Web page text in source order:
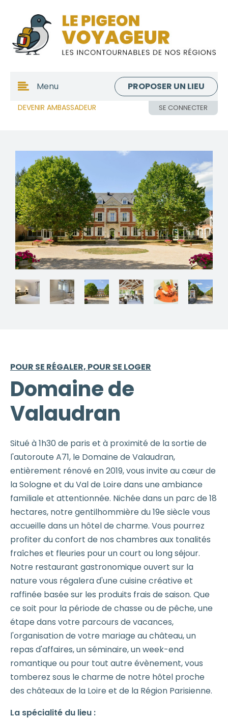
DEVENIR AMBASSADEUR SE CONNECTER
Menu PROPOSER UN LIEU
POUR SE RÉGALER, POUR SE LOGER
Domaine de
Valaudran
Situé à 1h30 de paris et à proximité de la sortie de
l'autoroute A71, le Domaine de Valaudran,
entièrement rénové en 2019, vous invite au cœur de
la Sologne et du Val de Loire dans une ambiance
familiale et attentionnée. Nichée dans un parc de 18
hectares, notre gentilhommière du 19e siècle vous
accueille dans un hôtel de charme. Vous pourrez
profiter du confort de nos chambres aux tonalités
fraîches et fleuries pour un court ou long séjour.
Notre restaurant gastronomique ouvert sur la
nature vous régalera d'une cuisine créative et
raffinée basée sur les produits frais de saison. Que
ce soit pour la période de chasse ou de pêche, une
étape dans votre parcours de vacances,
l'organisation de votre mariage au château, un
repas d'affaires, un séminaire, un week-end
romantique ou pour tout autre évènement, vous
tomberez sous le charme de notre hôtel proche
des châteaux de la Loire et de la Région Parisienne.
La spécialité du lieu :